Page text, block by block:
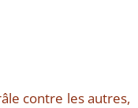
contre les autres,